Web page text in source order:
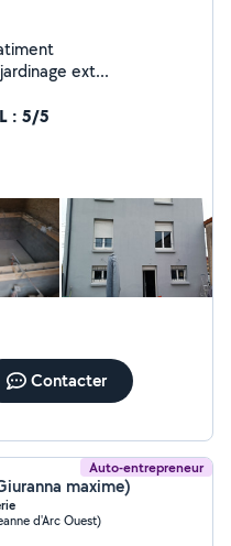
ext...
: 5/5
Contacter
Auto-entrepreneur
maxime)
d'Arc Ouest)